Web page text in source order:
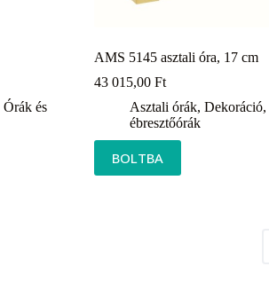
Órák és
AMS 5145 asztali óra, 17 cm
43 015,00 Ft
Asztali órák, Dekoráció,
ébresztőórák
BOLTBA